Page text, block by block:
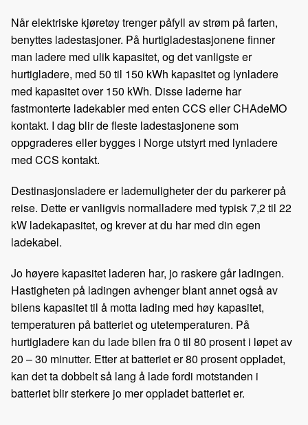
Når elektriske kjøretøy trenger påfyll av strøm på farten,
benyttes ladestasjoner. På hurtigladestasjonene finner
man ladere med ulik kapasitet, og det vanligste er
hurtigladere, med 50 til 150 kWh kapasitet og lynladere
med kapasitet over 150 kWh. Disse laderne har
fastmonterte ladekabler med enten CCS eller CHAdeMO
kontakt. I dag blir de fleste ladestasjonene som
oppgraderes eller bygges i Norge utstyrt med lynladere
med CCS kontakt.
Destinasjonsladere er lademuligheter der du parkerer på
reise. Dette er vanligvis normalladere med typisk 7,2 til 22
kW ladekapasitet, og krever at du har med din egen
ladekabel.
Jo høyere kapasitet laderen har, jo raskere går ladingen.
Hastigheten på ladingen avhenger blant annet også av
bilens kapasitet til å motta lading med høy kapasitet,
temperaturen på batteriet og utetemperaturen. På
hurtigladere kan du lade bilen fra 0 til 80 prosent i løpet av
20 – 30 minutter. Etter at batteriet er 80 prosent oppladet,
kan det ta dobbelt så lang å lade fordi motstanden i
batteriet blir sterkere jo mer oppladet batteriet er.